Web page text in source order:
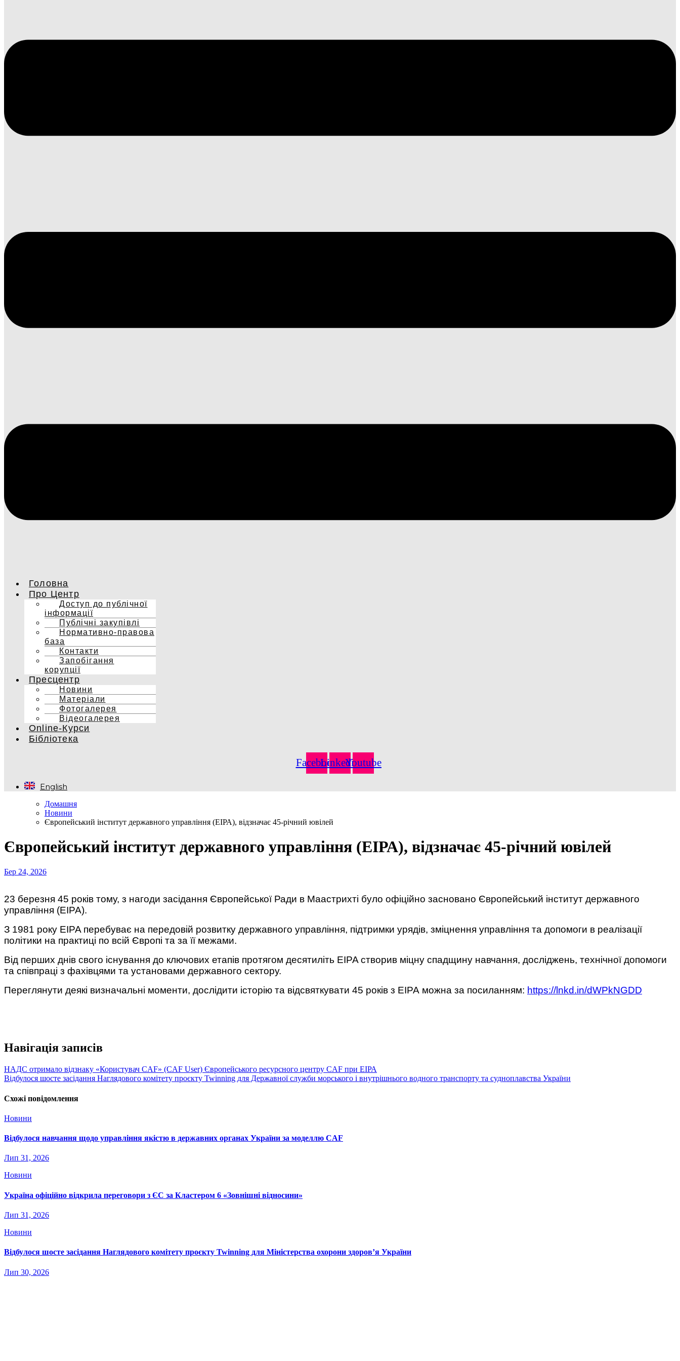
Головна
Про Центр
Доступ до публічної
інформації
Публічні закупівлі
Нормативно-правова
база
Контакти
Запобігання
корупції
Пресцентр
Новини
Матеріали
Фотогалерея
Відеогалерея
Online-Курси
Бібліотека
FacebookLinkedinYoutube
English
Домашня
Новини
Європейський інститут державного управління (ЕІРА), відзначає 45-річний ювілей
Європейський інститут державного управління (ЕІРА), відзначає 45-річний ювілей
Бер 24, 2026
23 березня 45 років тому, з нагоди засідання Європейської Ради в Маастрихті було офіційно засновано Європейський інститут державного
управління (EIPA).
З 1981 року EIPA перебуває на передовій розвитку державного управління, підтримки урядів, зміцнення управління та допомоги в реалізації
політики на практиці по всій Європі та за її межами.
Від перших днів свого існування до ключових етапів протягом десятиліть EIPA створив міцну спадщину навчання, досліджень, технічної допомоги
та співпраці з фахівцями та установами державного сектору.
Переглянути деякі визначальні моменти, дослідити історію та відсвяткувати 45 років з ЕІРА можна за посиланням: https://lnkd.in/dWPkNGDD
Навігація записів
НАДС отримало відзнаку «Користувач CAF» (CAF User) Європейського ресурсного центру CAF при ЕІРА
Відбулося шосте засідання Наглядового комітету проєкту Twinning для Державної служби морського і внутрішнього водного транспорту та судноплавства України
Схожі повідомлення
Новини
Відбулося навчання щодо управління якістю в державних органах України за моделлю CAF
Лип 31, 2026
Новини
Україна офіційно відкрила переговори з ЄС за Кластером 6 «Зовнішні відносини»
Лип 31, 2026
Новини
Відбулося шосте засідання Наглядового комітету проєкту Twinning для Міністерства охорони здоров’я України
Лип 30, 2026